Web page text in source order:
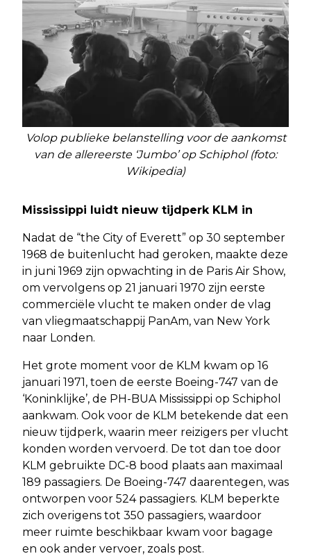
Volop publieke belanstelling voor de aankomst
van de allereerste ‘Jumbo’ op Schiphol (foto:
Wikipedia)
Mississippi luidt nieuw tijdperk KLM in
Nadat de “the City of Everett” op 30 september
1968 de buitenlucht had geroken, maakte deze
in juni 1969 zijn opwachting in de Paris Air Show,
om vervolgens op 21 januari 1970 zijn eerste
commerciële vlucht te maken onder de vlag
van vliegmaatschappij PanAm, van New York
naar Londen.
Het grote moment voor de KLM kwam op 16
januari 1971, toen de eerste Boeing-747 van de
‘Koninklijke’, de PH-BUA Mississippi op Schiphol
aankwam. Ook voor de KLM betekende dat een
nieuw tijdperk, waarin meer reizigers per vlucht
konden worden vervoerd. De tot dan toe door
KLM gebruikte DC-8 bood plaats aan maximaal
189 passagiers. De Boeing-747 daarentegen, was
ontworpen voor 524 passagiers. KLM beperkte
zich overigens tot 350 passagiers, waardoor
meer ruimte beschikbaar kwam voor bagage
en ook ander vervoer, zoals post.